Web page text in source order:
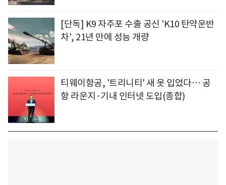
[단독] K9 자주포 수출 공신 'K10 탄약운반
차', 21년 만에 성능 개량
티웨이항공, '트리니티' 새 옷 입었다… 공
항 라운지·기내 인터넷 도입(종합)